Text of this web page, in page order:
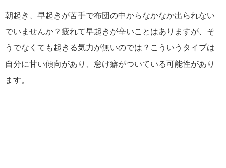
朝起き、早起きが苦手で布団の中からなかなか出られない
でいませんか？疲れて早起きが辛いことはありますが、そ
うでなくても起きる気力が無いのでは？こういうタイプは
自分に甘い傾向があり、怠け癖がついている可能性があり
ます。